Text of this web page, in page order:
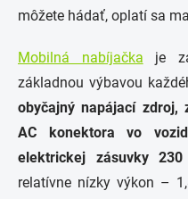
môžete hádať, oplatí sa
Mobilná nabíjačka je
základnou výbavou
obyčajný napájací zdroj,
AC konektora vo
elektrickej zásuvky 230
relatívne nízky výkon –